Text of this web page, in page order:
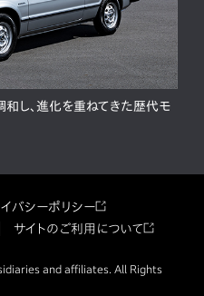
し、進化を重ねてきた歴代モ
バシーポリシー
サイトのご利用について
and affiliates. All Rights